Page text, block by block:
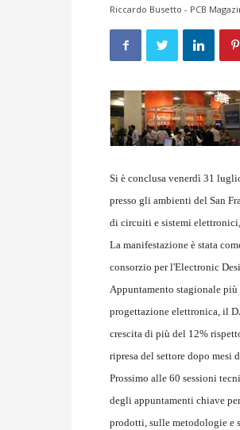
Riccardo Busetto - PCB
Si è conclusa venerdì 31
presso gli ambienti del San
di circuiti e sistemi
La manifestazione è stata
consorzio per l'Electronic
Appuntamento stagionale
progettazione elettronica, il
crescita di più del 12%
ripresa del settore dopo
Prossimo alle 60 sessioni
degli appuntamenti chiave
prodotti, sulle metodologie e